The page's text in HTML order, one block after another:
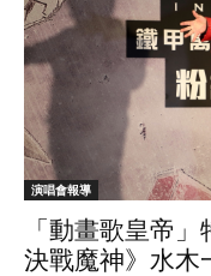
演唱會報導
「動畫歌皇帝
決戰魔神》水木